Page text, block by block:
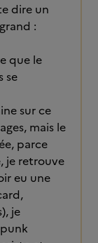
dire un
:
que le
se
sur ce
mais le
parce
je retrouve
eu une
je